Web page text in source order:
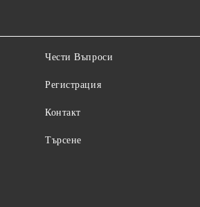
Чести Въпроси
Регистрация
Контакт
Търсене